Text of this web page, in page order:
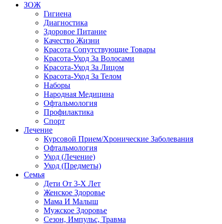
ЗОЖ
Гигиена
Диагностика
Здоровое Питание
Качество Жизни
Красота Сопутствующие Товары
Красота-Уход За Волосами
Красота-Уход За Лицом
Красота-Уход За Телом
Наборы
Народная Медицина
Офтальмология
Профилактика
Спорт
Лечение
Курсовой Прием/Хронические Заболевания
Офтальмология
Уход (Лечение)
Уход (Предметы)
Семья
Дети От 3-Х Лет
Женское Здоровье
Мама И Малыш
Мужское Здоровье
Сезон, Импульс, Травма